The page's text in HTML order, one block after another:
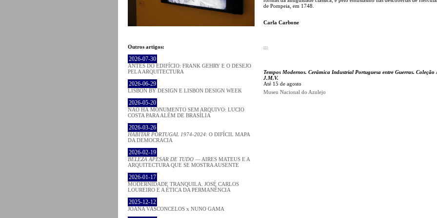
Outros artigos:
2026-07-30
ANTES DO EDIFÍCIO: FRANK GEHRY E O DESEJO
PELA ARQUITECTURA
2026-06-29
LISBON BY DESIGN E LISBON DESIGN WEEK
2026-05-20
NÃO HÁ MONUMENTO SEM ARQUIVO: LUCIO
COSTA PARA ALÉM DE BRASÍLIA
2026-03-26
HABITAR PORTUGAL 1974-2024: O DIFÍCIL MAPA
DA DEMOCRACIA
2026-02-19
BELEZA APESAR DE TUDO — AIRES MATEUS E A
ARQUITECTURA QUE SE MOSTRA AUSENTE
2026-01-17
MODERNIDADE TRANQUILA. JOSÉ CARLOS
LOUREIRO E A ÉTICA DA PERMANÊNCIA
2025-12-12
JOANA VASCONCELOS x NUNO GAMA
de Pompeia, em 1748.
Carla Carbone
:::
Tempos Modernos. Cerâmica Industrial Portuguesa entre Guerras. Coleção
J.M.V.
Até 15 de agosto
Museu Nacional do Azulejo